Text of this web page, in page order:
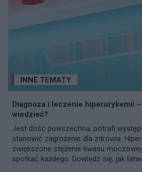
INNE TEMATY
Diagnoza i leczenie hiperurykemii
wiedzieć?
Jest dość powszechna, potrafi
stanowić zagrożenie dla zdrowia.
zwiększone stężenie kwasu
spotkać każdego. Dowiedz się, jak